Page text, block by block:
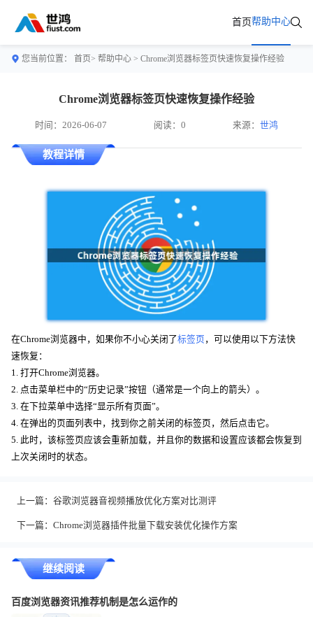
首页帮助中心
您当前位置： 首页> 帮助中心 > Chrome浏览器标签页快速恢复操作经验
Chrome浏览器标签页快速恢复操作经验
时间：2026-06-07 阅读：0 来源：世鸿
教程详情
在Chrome浏览器中，如果你不小心关闭了标签页 ，可以使用以下方法快
速恢复：
1. 打开Chrome浏览器。
2. 点击菜单栏中的“历史记录”按钮（通常是一个向上的箭头）。
3. 在下拉菜单中选择“显示所有页面”。
4. 在弹出的页面列表中，找到你之前关闭的标签页，然后点击它。
5. 此时，该标签页应该会重新加载，并且你的数据和设置应该都会恢复到
上次关闭时的状态。
上一篇： 谷歌浏览器音视频播放优化方案对比测评
下一篇： Chrome浏览器插件批量下载安装优化操作方案
继续阅读
百度浏览器资讯推荐机制是怎么运作的